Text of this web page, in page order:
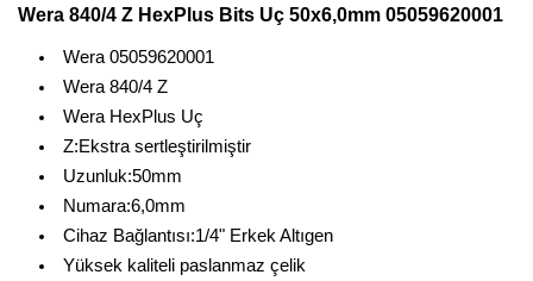
Wera 840/4 Z HexPlus Bits Uç 50x6,0mm 05059620001
Wera 05059620001
Wera 840/4 Z
Wera HexPlus Uç
Z:Ekstra sertleştirilmiştir
Uzunluk:50mm
Numara:6,0mm
Cihaz Bağlantısı:1/4" Erkek Altıgen
Yüksek kaliteli paslanmaz çelik